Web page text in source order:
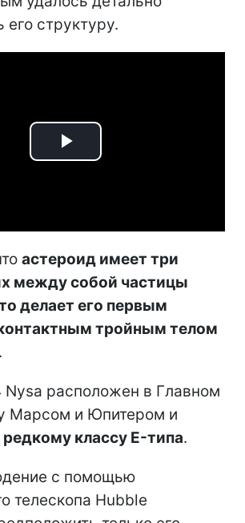
его структуру.
Play
астероид имеет три
между собой частицы
делает его первым
тройным телом
.
Nysa расположен в Главном
Марсом и Юпитером и
классу E-типа.
с помощью
телескопа Hubble